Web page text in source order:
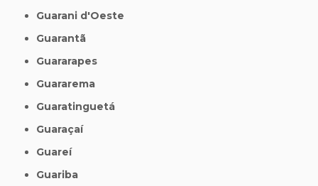
Guarani d'Oeste
Guarantã
Guararapes
Guararema
Guaratinguetá
Guaraçaí
Guareí
Guariba